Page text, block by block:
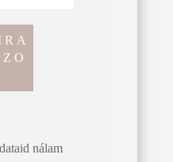
nálam